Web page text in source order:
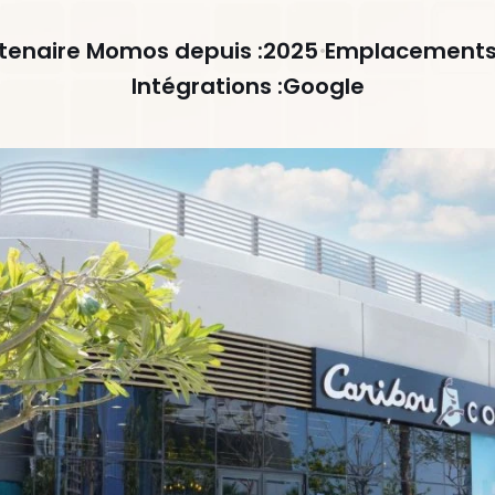
Momos depuis :2025
Intégrations :Google